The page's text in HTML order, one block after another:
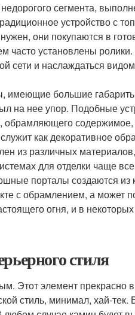
сегмента,
устройство с
они покупаются в
установлены
сети и наслаждаться
имеющие большие
на нее упор. Подобные
обрамляющего содержимое,
как декоративное
из различных
для отделки чаще
порталы создаются из
с обрамлением, а может
огня, и в некоторых
стиля
Этот элемент прекрасно
стиль, минимал, хай-тек.